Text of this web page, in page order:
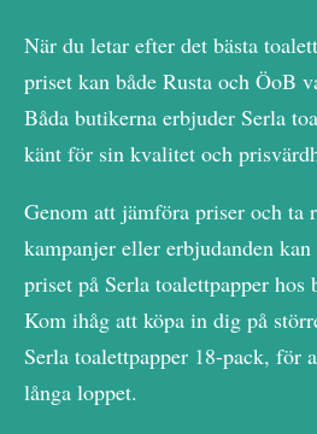
När du letar efter det bästa
priset kan både Rusta och ÖoB
Båda butikerna erbjuder Serla
känt för sin kvalitet och
Genom att jämföra priser och ta
kampanjer eller erbjudanden
priset på Serla toalettpapper hos
Kom ihåg att köpa in dig på
Serla toalettpapper 18-pack, för
långa loppet.